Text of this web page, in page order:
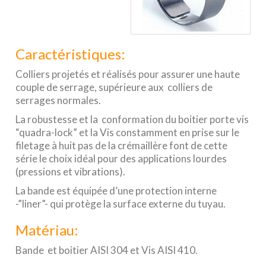
Caractéristiques:
Colliers projetés et réalisés pour assurer une haute
couple de serrage, supérieure aux colliers de
serrages normales.
La robustesse et la conformation du boitier porte vis
“quadra-lock” et la Vis constamment en prise sur le
filetage à huit pas de la crémaillère font de cette
série le choix idéal pour des applications lourdes
(pressions et vibrations).
La bande est équipée d’une protection interne
-”liner”- qui protège la surface externe du tuyau.
Matériau:
Bande et boitier AISI 304 et Vis AISI 410.